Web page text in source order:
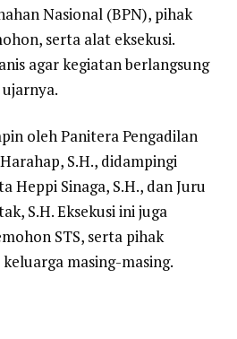
Nasional (BPN), pihak
serta alat eksekusi.
agar kegiatan berlangsung
oleh Panitera Pengadilan
S.H., didampingi
Heppi Sinaga, S.H., dan Juru
S.H. Eksekusi ini juga
STS, serta pihak
masing-masing.